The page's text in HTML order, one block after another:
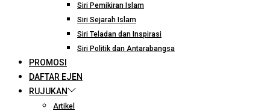
Siri Pemikiran Islam
Siri Sejarah Islam
Siri Teladan dan Inspirasi
Siri Politik dan Antarabangsa
PROMOSI
DAFTAR EJEN
RUJUKAN
Artikel